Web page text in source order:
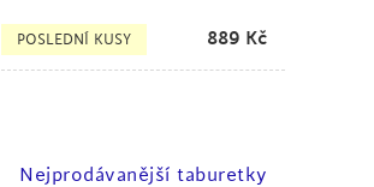
POSLEDNÍ KUSY 889 Kč
Nejprodávanější taburetky